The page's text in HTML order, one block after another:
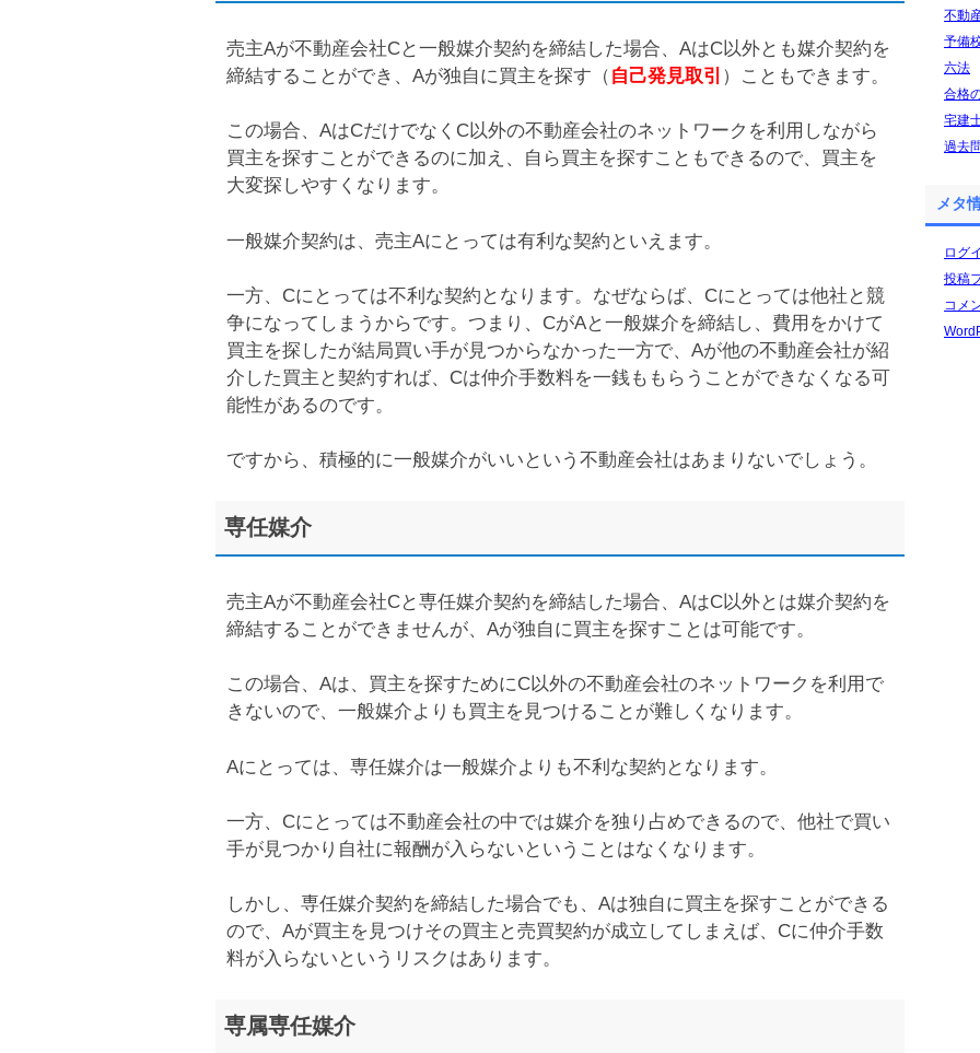
売主Aが不動産会社Cと一般媒介契約を締結した場合、AはC以外とも媒介契約を
締結することができ、Aが独自に買主を探す（ 自己発見取引 ）こともできます。
この場合、AはCだけでなくC以外の不動産会社のネットワークを利用しながら
買主を探すことができるのに加え、自ら買主を探すこともできるので、買主を
大変探しやすくなります。
一般媒介契約は、売主Aにとっては有利な契約といえます。
一方、Cにとっては不利な契約となります。なぜならば、Cにとっては他社と競
争になってしまうからです。つまり、CがAと一般媒介を締結し、費用をかけて
買主を探したが結局買い手が見つからなかった一方で、Aが他の不動産会社が紹
介した買主と契約すれば、Cは仲介手数料を一銭ももらうことができなくなる可
能性があるのです。
ですから、積極的に一般媒介がいいという不動産会社はあまりないでしょう。
専任媒介
売主Aが不動産会社Cと専任媒介契約を締結した場合、AはC以外とは媒介契約を
締結することができませんが、Aが独自に買主を探すことは可能です。
この場合、Aは、買主を探すためにC以外の不動産会社のネットワークを利用で
きないので、一般媒介よりも買主を見つけることが難しくなります。
Aにとっては、専任媒介は一般媒介よりも不利な契約となります。
一方、Cにとっては不動産会社の中では媒介を独り占めできるので、他社で買い
手が見つかり自社に報酬が入らないということはなくなります。
しかし、専任媒介契約を締結した場合でも、Aは独自に買主を探すことができる
ので、Aが買主を見つけその買主と売買契約が成立してしまえば、Cに仲介手数
料が入らないというリスクはあります。
専属専任媒介
不動
予備
六法
合格
宅建
過去
メタ
ログ
投稿
コメ